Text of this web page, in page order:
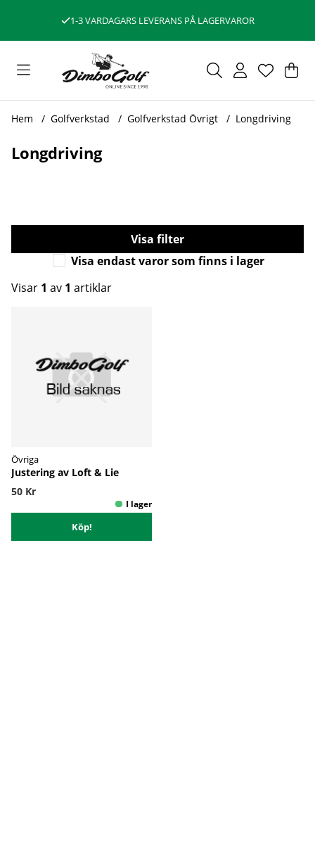
1-3 VARDAGARS LEVERANS PÅ LAGERVAROR
.
Hem Golfverkstad Golfverkstad Övrigt Longdriving
Longdriving
Filtrera
Visa endast varor som finns i lager
Visar 1 av 1 artiklar
Övriga
Justering av Loft & Lie
50 Kr
Köp!